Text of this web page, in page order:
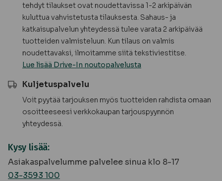
tehdyt tilaukset ovat noudettavissa 1-2 arkipäivän
kuluttua vahvistetusta tilauksesta. Sahaus- ja
katkaisupalvelun yhteydessä tulee varata 2 arkipäivää
tuotteiden valmisteluun. Kun tilaus on valmis
noudettavaksi, ilmoitamme siitä tekstiviestitse.
Lue lisää Drive-In noutopalvelusta
Kuljetuspalvelu
Voit pyytää tarjouksen myös tuotteiden rahdista omaan
osoitteeseesi verkkokaupan tarjouspyynnön
yhteydessä.
Kysy lisää:
Asiakaspalvelumme palvelee sinua klo 8-17
03-3593 100